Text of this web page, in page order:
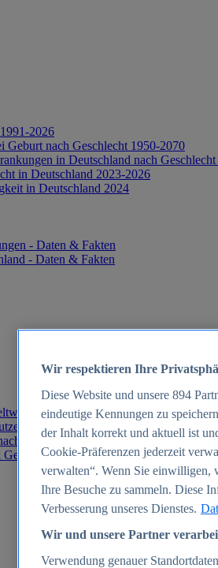
2026
Geburt nach Geschlecht 1950-2070
in Deutschland nach
in Deutschland 2023-2026
in Deutschland 2024
- Daten & Fakten
- Daten & Fakten
2012-2025
weltweit 2025
Generationen 2025
in Deutschland 2025
Wir respektieren Ihre
Diese Website und unsere 894
eindeutige Kennungen zu
der Inhalt korrekt und aktuell ist
Cookie-Präferenzen jederzeit
verwalten“. Wenn Sie einwilligen,
Ihre Besuche zu sammeln. Diese
Verbesserung unseres Dienstes.
Wir und unsere Partner
Verwendung genauer